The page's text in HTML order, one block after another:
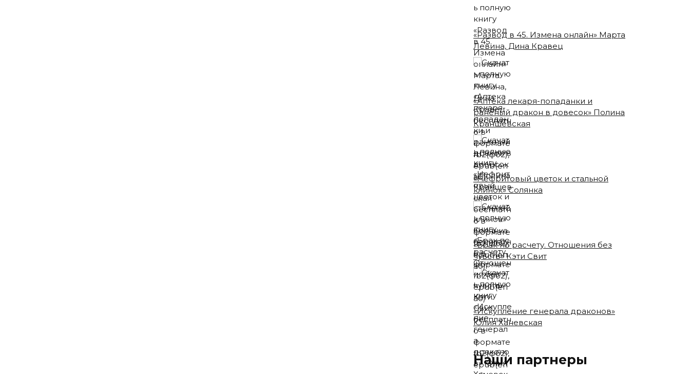
«Развод в 45. Измена онлайн» Марта
Левина, Дина Кравец
«Аптека лекаря-попаданки и
раненый дракон в довесок» Полина
Краншевская
«Нефритовый цветок и стальной
клинок» Солянка
«Брак по расчету. Отношения без
чувств» Кэти Свит
«Искупление генерала драконов»
Юлия Ханевская
Наши партнеры